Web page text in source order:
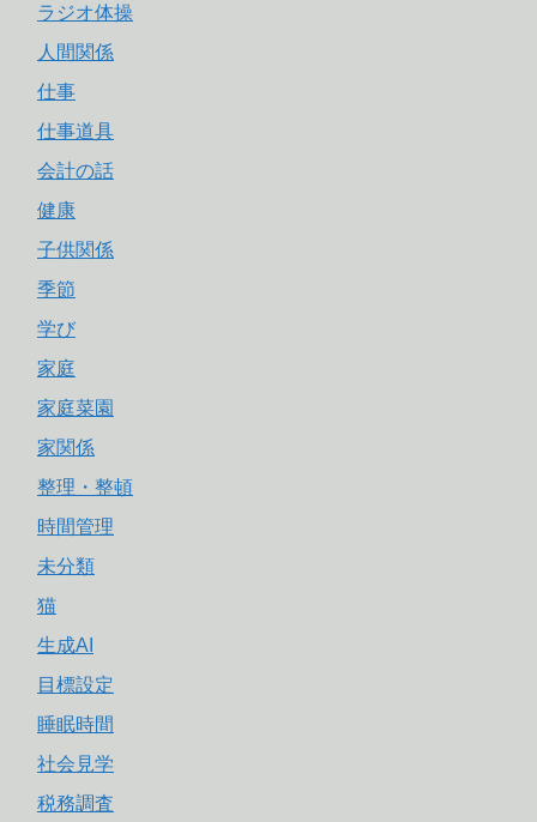
ラジオ体操
人間関係
仕事
仕事道具
会計の話
健康
子供関係
季節
学び
家庭
家庭菜園
家関係
整理・整頓
時間管理
未分類
猫
生成AI
目標設定
睡眠時間
社会見学
税務調査